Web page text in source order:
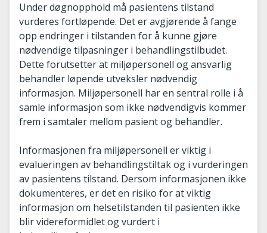
Under døgnopphold må pasientens tilstand
vurderes fortløpende. Det er avgjørende å fange
opp endringer i tilstanden for å kunne gjøre
nødvendige tilpasninger i behandlingstilbudet.
Dette forutsetter at miljøpersonell og ansvarlig
behandler løpende utveksler nødvendig
informasjon. Miljøpersonell har en sentral rolle i å
samle informasjon som ikke nødvendigvis kommer
frem i samtaler mellom pasient og behandler.
Informasjonen fra miljøpersonell er viktig i
evalueringen av behandlingstiltak og i vurderingen
av pasientens tilstand. Dersom informasjonen ikke
dokumenteres, er det en risiko for at viktig
informasjon om helsetilstanden til pasienten ikke
blir videreformidlet og vurdert i